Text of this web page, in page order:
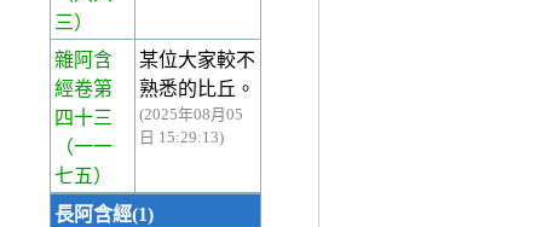
三）
雜阿含
經卷第
四十三
（一一
七五）
某位大家較不
熟悉的比丘。
(2025年08月05
日 15:29:13)
長阿含經(1)